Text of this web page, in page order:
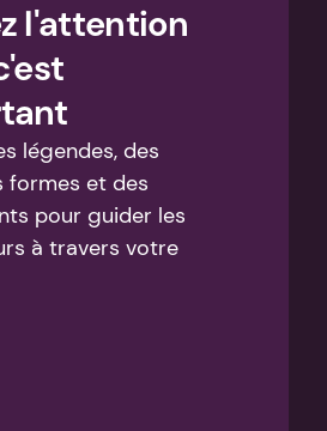
l'attention
légendes, des
formes et des
pour guider les
à travers votre